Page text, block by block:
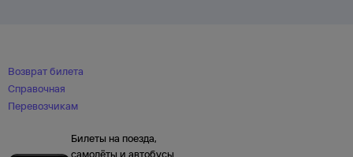
Возврат билета
Справочная
Перевозчикам
Билеты на поезда,
самолёты и автобусы